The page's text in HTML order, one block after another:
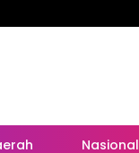
Nasional